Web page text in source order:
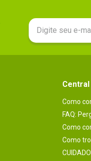
Como
FAQ:
Como
Como